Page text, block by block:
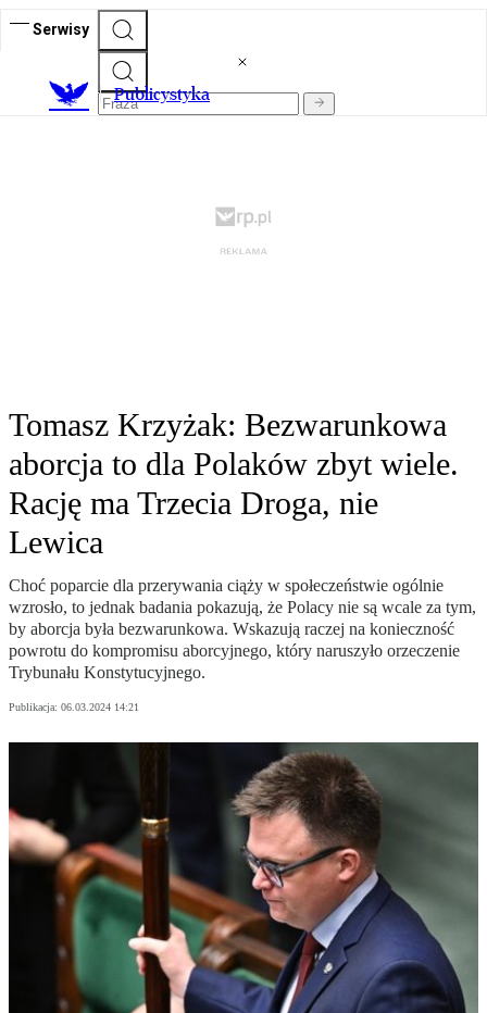
Serwisy
Publicystyka
Tomasz Krzyżak: Bezwarunkowa
aborcja to dla Polaków zbyt wiele.
Rację ma Trzecia Droga, nie
Lewica
Choć poparcie dla przerywania ciąży w społeczeństwie ogólnie
wzrosło, to jednak badania pokazują, że Polacy nie są wcale za tym,
by aborcja była bezwarunkowa. Wskazują raczej na konieczność
powrotu do kompromisu aborcyjnego, który naruszyło orzeczenie
Trybunału Konstytucyjnego.
Publikacja: 06.03.2024 14:21